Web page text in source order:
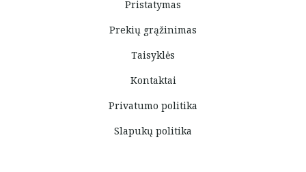
Pristatymas
Prekių grąžinimas
Taisyklės
Kontaktai
Privatumo politika
Slapukų politika